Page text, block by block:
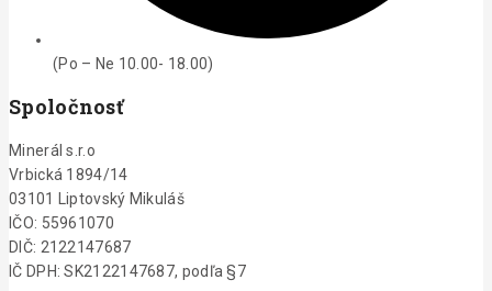
Spravovať Súhlas
Na poskytovanie tých najlepších skúseností používame technológie,
zariadení. Súhlas s týmito technológiami nám umožní spracovávať
stránke. Nesúhlas alebo odvolanie súhlasu môže nepriaznivo
ovplyvniť určité vlastnosti a funkcie.
Prijať
(Po – Ne 10.00- 18.00)
Spoločnosť
Minerál s.r.o
Vrbická 1894/14
03101 Liptovský Mikuláš
IČO: 55961070
DIČ: 2122147687
IČ DPH: SK2122147687, podľa §7